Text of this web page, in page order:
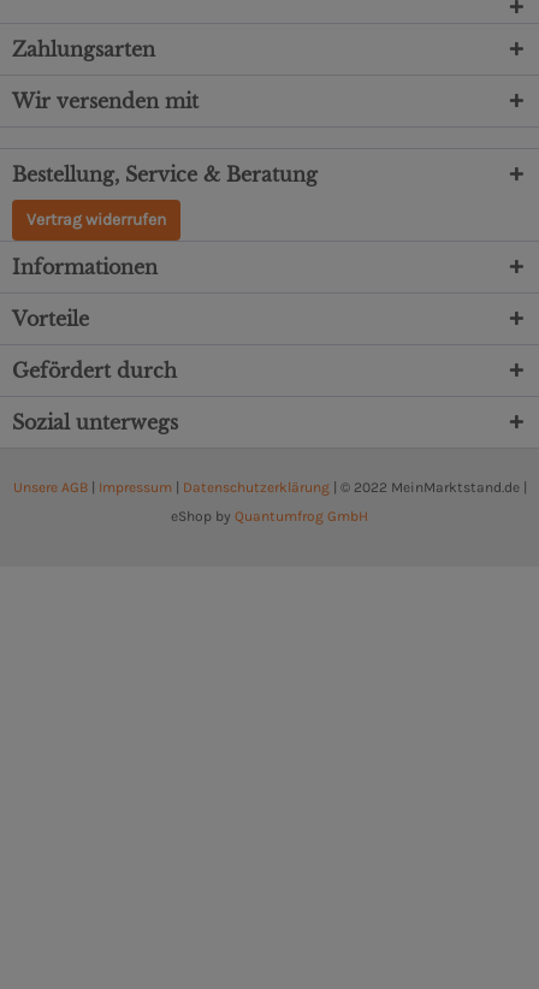
Zahlungsarten
Wir versenden mit
Bestellung, Service & Beratung
Vertrag widerrufen
Informationen
Vorteile
Gefördert durch
Sozial unterwegs
Unsere AGB| Impressum Datenschutzerklärung| © 2022 MeinMarktstand.de |
eShop by Quantumfrog GmbH